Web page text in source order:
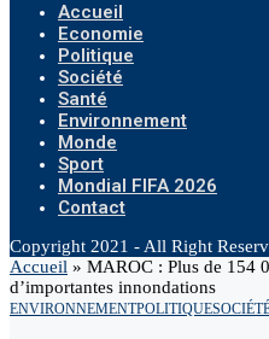
Accueil
Economie
Politique
Société
Santé
Environnement
Monde
Sport
Mondial FIFA 2026
Contact
Copyright 2021 - All Right
Accueil » MAROC : Plus de 154
d’importantes innondations
ENVIRONNEMENTPOLITIQUE